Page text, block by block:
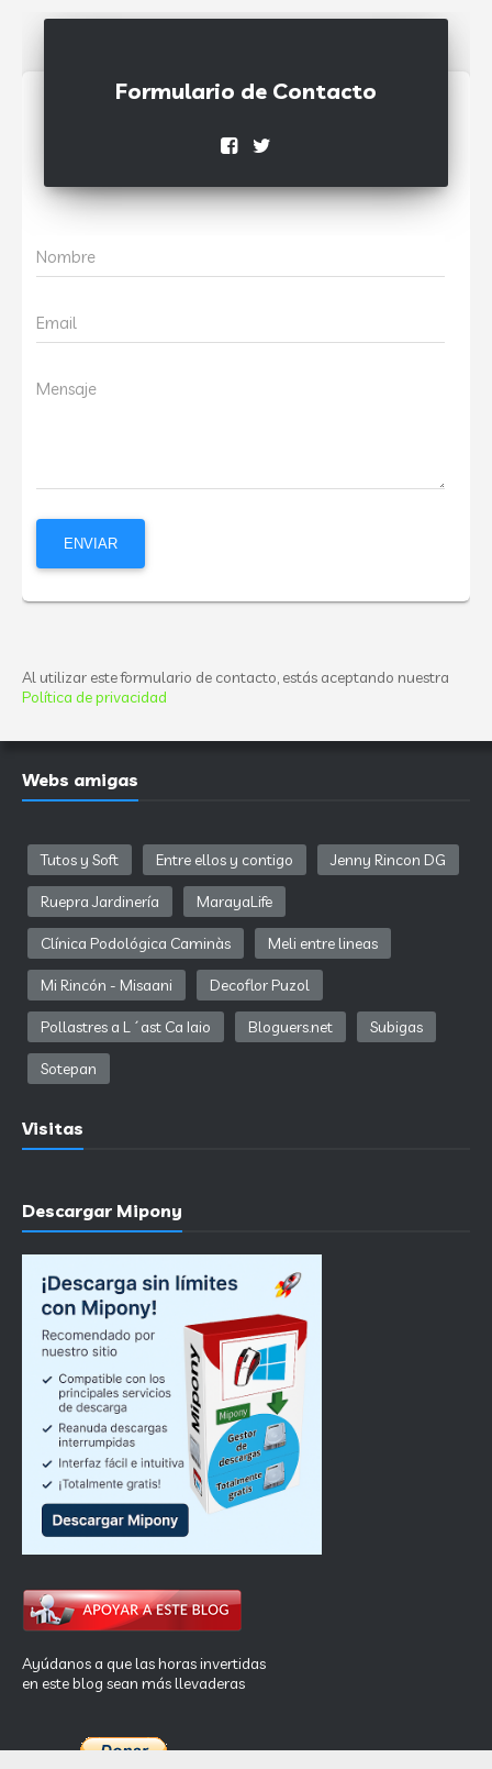
Formulario de Contacto
Nombre
Email
Mensaje
Al utilizar este formulario de contacto, estás aceptando nuestra
Política de privacidad
Webs amigas
Tutos y Soft Entre ellos y contigo Jenny Rincon DG
Ruepra Jardinería MarayaLife
Clínica Podológica Caminàs Meli entre lineas
Mi Rincón - Misaani Decoflor Puzol
Pollastres a L´ast Ca Iaio Bloguers.net Subigas
Sotepan
Visitas
Descargar Mipony
Ayúdanos a que las horas invertidas
en este blog sean más llevaderas